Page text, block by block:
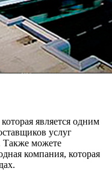
которая является одним
услуг
Также можете
компания, которая